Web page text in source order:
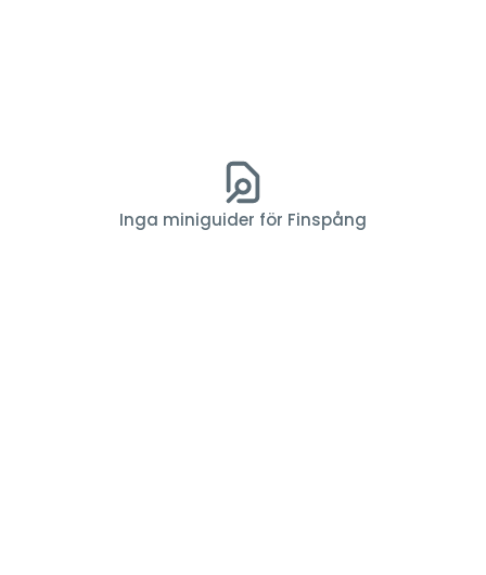
Inga miniguider för Finspång